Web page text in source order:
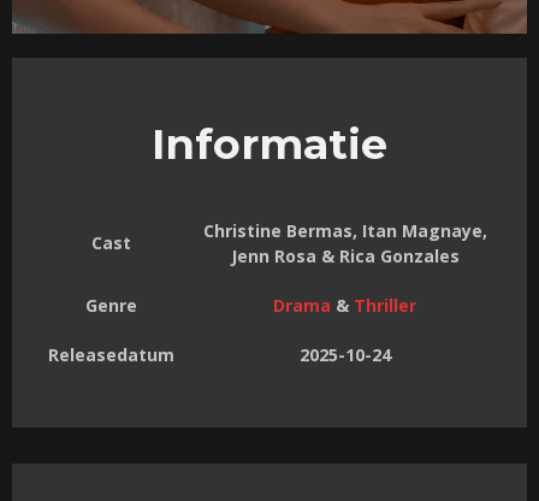
Informatie
Cast
Christine Bermas, Itan Magnaye,
Jenn Rosa & Rica Gonzales
Genre Drama & Thriller
Releasedatum 2025-10-24